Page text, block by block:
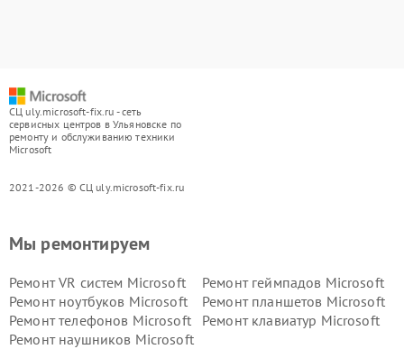
СЦ uly.microsoft-fix.ru - сеть
сервисных центров в Ульяновске по
ремонту и обслуживанию техники
Microsoft
2021-2026 © СЦ uly.microsoft-fix.ru
Мы ремонтируем
Ремонт VR систем Microsoft
Ремонт геймпадов Microsoft
Ремонт ноутбуков Microsoft
Ремонт планшетов Microsoft
Ремонт телефонов Microsoft
Ремонт клавиатур Microsoft
Ремонт наушников Microsoft